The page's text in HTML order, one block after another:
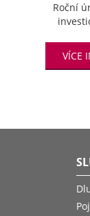
Roční
VÍCE